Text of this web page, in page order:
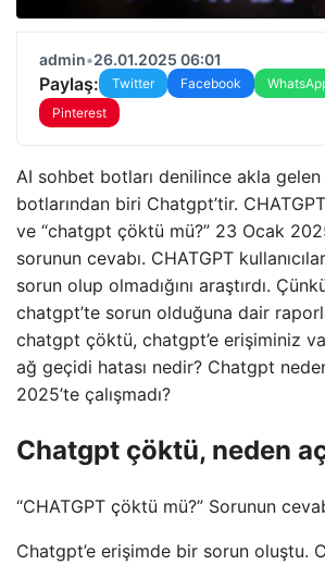
admin•26.01.2025 06:01
Paylaş: Twitter Facebook
Pinterest
AI sohbet botları denilince akla
botlarından biri Chatgpt’tir.
ve “chatgpt çöktü mü?” 23 Ocak
sorunun cevabı. CHATGPT
sorun olup olmadığını araştırdı.
chatgpt’te sorun olduğuna dair
chatgpt çöktü, chatgpt’e erişiminiz
ağ geçidi hatası nedir? Chatgpt
2025’te çalışmadı?
Chatgpt çöktü, neden
“CHATGPT çöktü mü?” Sorunun
Chatgpt’e erişimde bir sorun oluştu.